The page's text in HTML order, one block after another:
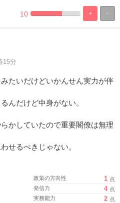
-
+
%
100%
10
15分
たいだけどいかんせん実力が伴
んだけど中身がない。
かしていたので重要閣僚は無理
せるべきじゃない。
政策の方向性 1 点
発信力
4 点
実務能力
2 点